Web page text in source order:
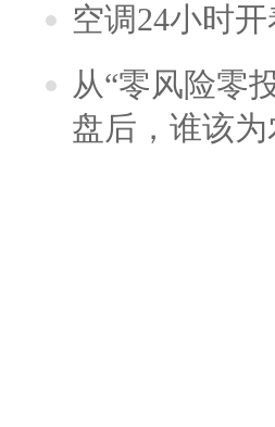
空调24小时
从“零风险零
盘后，谁该